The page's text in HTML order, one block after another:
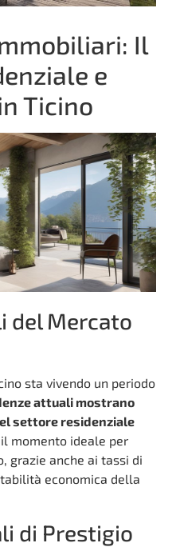
Il
e
Ticino
del Mercato
sta vivendo un periodo
attuali mostrano
settore residenziale
il momento ideale per
grazie anche ai tassi di
economica della
di Prestigio